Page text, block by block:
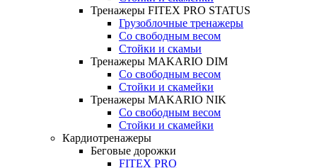
Тренажеры FITEX PRO STATUS
Грузоблочные тренажеры
Со свободным весом
Стойки и скамьи
Тренажеры MAKARIO DIM
Со свободным весом
Стойки и скамейки
Тренажеры MAKARIO NIK
Со свободным весом
Стойки и скамейки
Кардиотренажеры
Беговые дорожки
FITEX PRO